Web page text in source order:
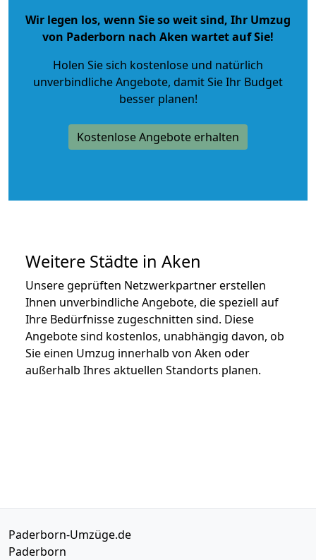
Wir legen los, wenn Sie so weit sind, Ihr Umzug
von Paderborn nach Aken wartet auf Sie!
Holen Sie sich kostenlose und natürlich
unverbindliche Angebote, damit Sie Ihr Budget
besser planen!
Kostenlose Angebote erhalten
Weitere Städte in Aken
Unsere geprüften Netzwerkpartner erstellen
Ihnen unverbindliche Angebote, die speziell auf
Ihre Bedürfnisse zugeschnitten sind. Diese
Angebote sind kostenlos, unabhängig davon, ob
Sie einen Umzug innerhalb von Aken oder
außerhalb Ihres aktuellen Standorts planen.
Paderborn-Umzüge.de
Paderborn